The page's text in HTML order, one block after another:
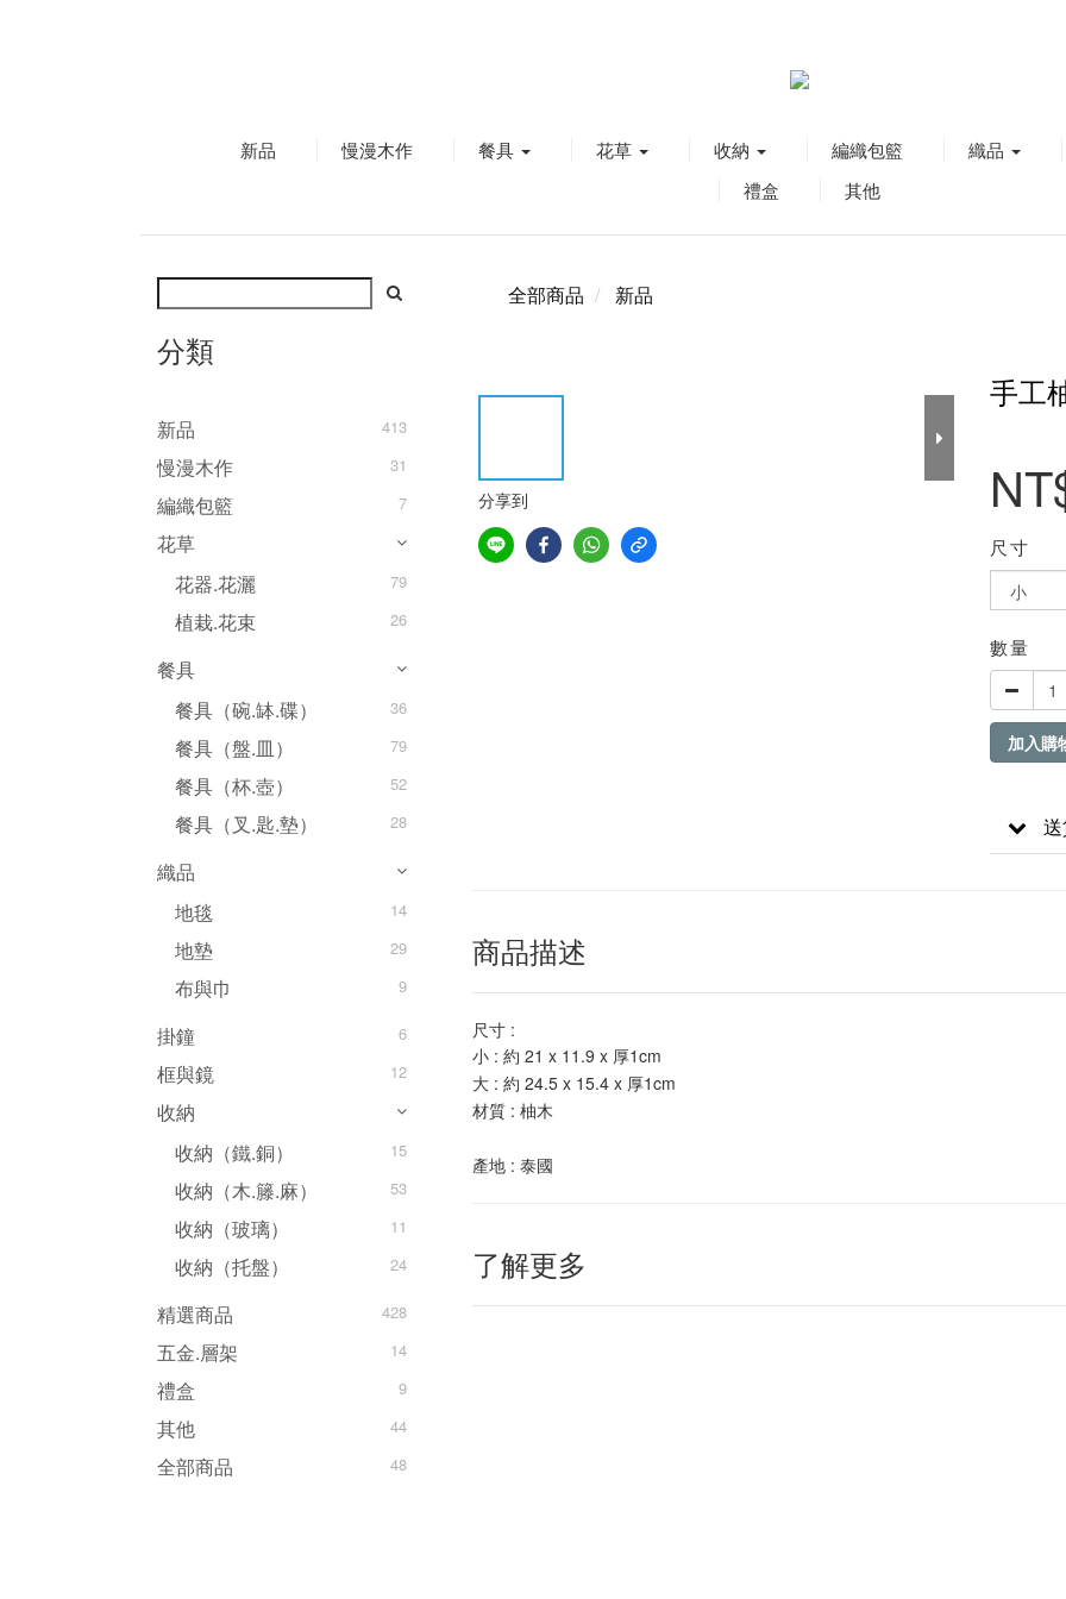
新品 慢漫木作 餐具 花草 收納 編織包籃 織品
禮盒
其他
分類
新品 413
慢漫木作 31
編織包籃 7
花草
花器.花灑
79
植栽.花束 26
餐具
餐具（碗.缽.碟）
36
餐具（盤.皿） 79
餐具（杯.壺） 52
餐具（叉.匙.墊） 28
織品
地毯
14
地墊 29
布與巾 9
掛鐘 6
框與鏡 12
收納
收納（鐵.銅）
15
收納（木.籐.麻） 53
收納（玻璃） 11
收納（托盤） 24
精選商品 428
五金.層架 14
禮盒 9
其他 44
全部商品 48
全部商品 新品
分享到
手工
尺寸
數量
加入購
商品描述
尺寸 :
小 : 約 21 x 11.9 x 厚1cm
大 : 約 24.5 x 15.4 x 厚1cm
材質 : 柚木
產地 : 泰國
了解更多